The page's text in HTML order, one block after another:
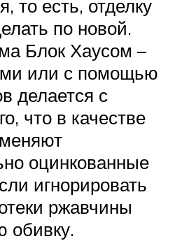
то есть, отделку
по новой.
Блок Хаусом –
или с помощью
делается с
что в качестве
оцинкованные
игнорировать
ржавчины
обивку.